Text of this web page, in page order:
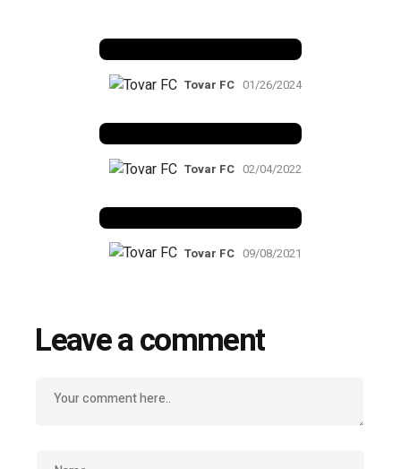
Tovar FC 01/26/2024
Tovar FC 02/04/2022
Tovar FC 09/08/2021
Leave a comment